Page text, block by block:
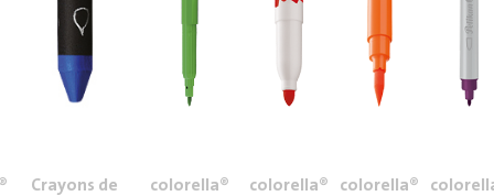
Crayons de
colorella®
colorella®
colorella®